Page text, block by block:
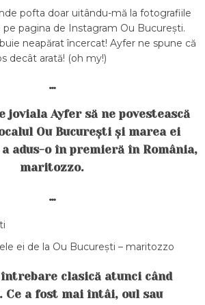
pofta doar uitându-mă la fotografiile
pagina de Instagram Ou București.
neapărat încercat! Ayfer ne spune că
decât arată! (oh my!)
…
joviala Ayfer să ne povestească
Ou București și marea ei
adus-o în premieră în România,
maritozzo.
…
ei de la Ou București – maritozzo
clasică atunci când
Ce a fost mai întâi, oul sau